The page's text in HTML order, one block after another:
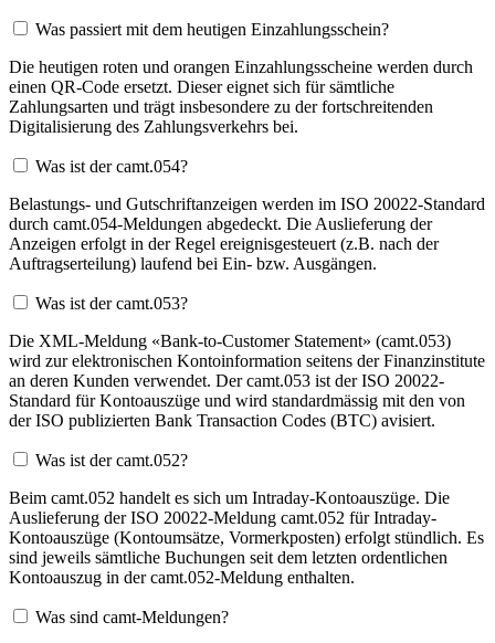
Was passiert mit dem heutigen Einzahlungsschein?
Die heutigen roten und orangen Einzahlungsscheine werden durch
einen QR-Code ersetzt. Dieser eignet sich für sämtliche
Zahlungsarten und trägt insbesondere zu der fortschreitenden
Digitalisierung des Zahlungsverkehrs bei.
Was ist der camt.054?
Belastungs- und Gutschriftanzeigen werden im ISO 20022-Standard
durch camt.054-Meldungen abgedeckt. Die Auslieferung der
Anzeigen erfolgt in der Regel ereignisgesteuert (z.B. nach der
Auftragserteilung) laufend bei Ein- bzw. Ausgängen.
Was ist der camt.053?
Die XML-Meldung «Bank-to-Customer Statement» (camt.053)
wird zur elektronischen Kontoinformation seitens der Finanzinstitute
an deren Kunden verwendet. Der camt.053 ist der ISO 20022-
Standard für Kontoauszüge und wird standardmässig mit den von
der ISO publizierten Bank Transaction Codes (BTC) avisiert.
Was ist der camt.052?
Beim camt.052 handelt es sich um Intraday-Kontoauszüge. Die
Auslieferung der ISO 20022-Meldung camt.052 für Intraday-
Kontoauszüge (Kontoumsätze, Vormerkposten) erfolgt stündlich. Es
sind jeweils sämtliche Buchungen seit dem letzten ordentlichen
Kontoauszug in der camt.052-Meldung enthalten.
Was sind camt-Meldungen?